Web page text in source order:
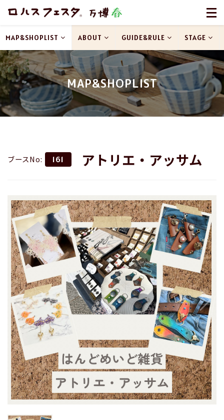
MAP&SHOPLIST
MAP&SHOPLIST ABOUT GUIDE&RULE STAGE
ブースNo: 161 アトリエ・アッサム